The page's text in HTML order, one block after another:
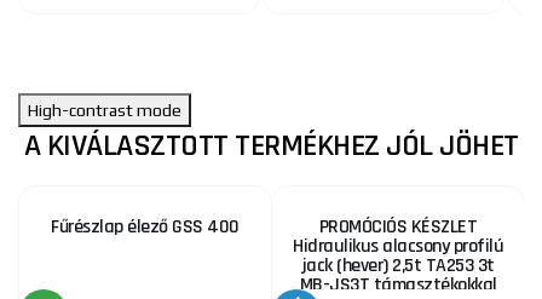
High-contrast mode
A KIVÁLASZTOTT TERMÉKHEZ JÓL JÖHET
Fűrészlap élező GSS 400 PROMÓCIÓS KÉSZLET
Hidraulikus alacsony profilú
jack (hever) 2,5t TA253 3t
MB-JS3T támasztékokkal